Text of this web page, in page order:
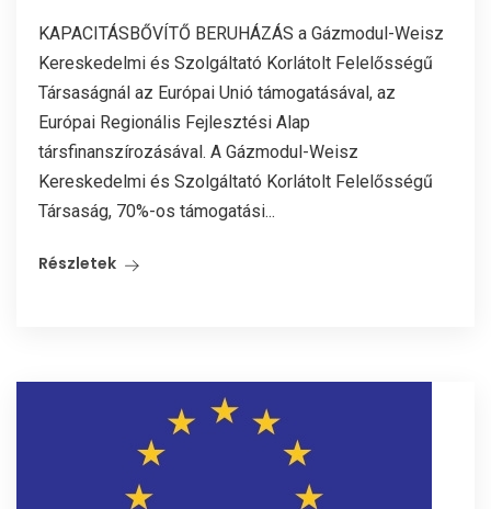
KAPACITÁSBŐVÍTŐ BERUHÁZÁS a Gázmodul-Weisz
Kereskedelmi és Szolgáltató Korlátolt Felelősségű
Társaságnál az Európai Unió támogatásával, az
Európai Regionális Fejlesztési Alap
társfinanszírozásával. A Gázmodul-Weisz
Kereskedelmi és Szolgáltató Korlátolt Felelősségű
Társaság, 70%-os támogatási...
Részletek